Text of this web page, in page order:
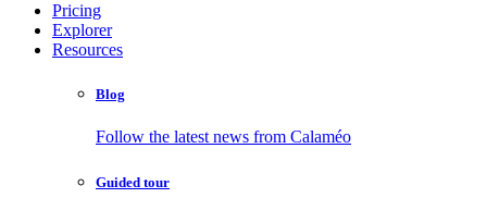
Pricing
Explorer
Resources
Blog
Follow the latest news from Calaméo
Guided tour